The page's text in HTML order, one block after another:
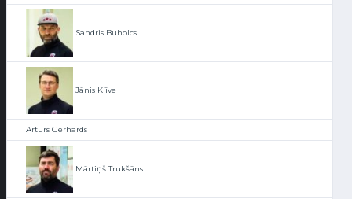
Sandris Buholcs
Jānis Klīve
Artūrs Gerhards
Mārtiņš Trukšāns